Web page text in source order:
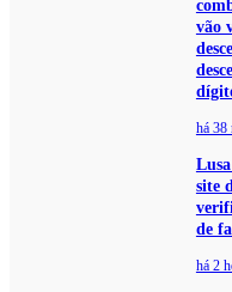
vão
há 38
site
de
há 2